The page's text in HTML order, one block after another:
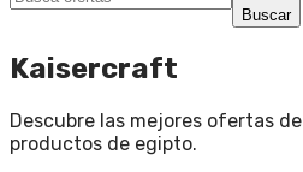
Buscar
Kaisercraft
Descubre las mejores ofertas de
productos de egipto.